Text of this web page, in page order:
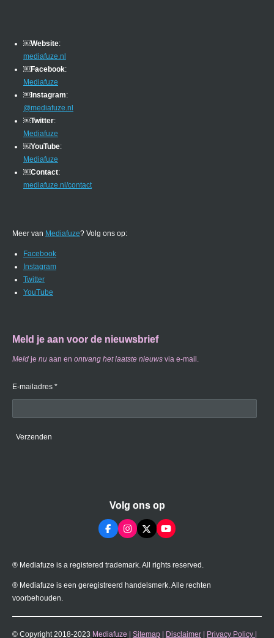
￼Website:
mediafuze.nl
￼Facebook:
Mediafuze
￼Instagram:
@mediafuze.nl
￼Twitter:
Mediafuze
￼YouTube:
Mediafuze
￼Contact:
mediafuze.nl/contact
Meer van Mediafuze? Volg ons op:
Facebook
Instagram
Twitter
YouTube
Meld je aan voor de nieuwsbrief
Meld je nu aan en ontvang het laatste nieuws via e-mail.
E-mailadres *
Verzenden
Volg ons op
F
a
b
o
I
n
a
r
X
Y
o
u
e
® Mediafuze is a registered trademark. All rights reserved.
® Mediafuze is een geregistreerd handelsmerk. Alle rechten
voorbehouden.
© Copyright 2018-2023 Mediafuze Sitemap Disclaimer Privacy Policy